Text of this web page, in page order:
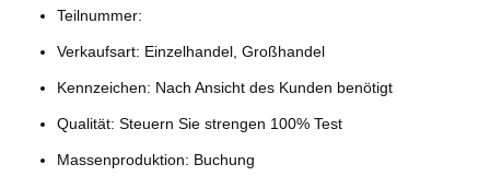
Teilnummer:
Verkaufsart: Einzelhandel, Großhandel
Kennzeichen: Nach Ansicht des Kunden benötigt
Qualität: Steuern Sie strengen 100% Test
Massenproduktion: Buchung